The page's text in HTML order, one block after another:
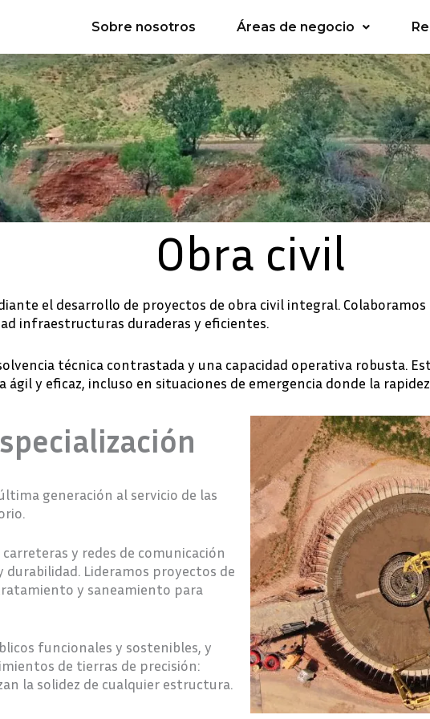
Sobre nosotros Áreas de negocio
Obra civil
el desarrollo de proyectos de obra civil integral.
infraestructuras duraderas y eficientes.
técnica contrastada y una capacidad operativa robusta.
y eficaz, incluso en situaciones de emergencia donde la
generación al servicio de las
y redes de comunicación
Lideramos proyectos de
y saneamiento para
funcionales y sostenibles, y
de tierras de precisión:
la solidez de cualquier estructura.